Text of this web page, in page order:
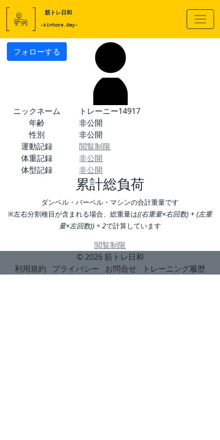
フォローする
ニックネーム
トレーニー14917
年齢
非公開
性別
非公開
運動記録
閲覧制限
体重記録
非公開
体型記録
非公開
累計総負荷
ダンベル・バーベル・マシンの合計重量です
※左右分割種目が含まれる場合、総重量は((右重量×右回数) + (左重
量×左回数)) ÷ 2で計算しています
閲覧制限
© 2026 筋トレ日和
利用規約
プライバシー お問合せ トレーニング履歴